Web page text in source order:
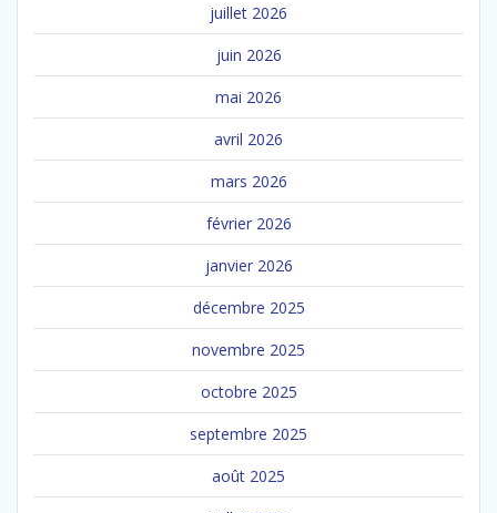
juillet 2026
juin 2026
mai 2026
avril 2026
mars 2026
février 2026
janvier 2026
décembre 2025
novembre 2025
octobre 2025
septembre 2025
août 2025